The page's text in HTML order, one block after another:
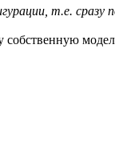
т.е.
собственную